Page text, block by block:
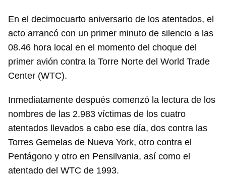
En el decimocuarto aniversario de los atentados, el
acto arrancó con un primer minuto de silencio a las
08.46 hora local en el momento del choque del
primer avión contra la Torre Norte del World Trade
Center (WTC).
Inmediatamente después comenzó la lectura de los
nombres de las 2.983 víctimas de los cuatro
atentados llevados a cabo ese día, dos contra las
Torres Gemelas de Nueva York, otro contra el
Pentágono y otro en Pensilvania, así como el
atentado del WTC de 1993.